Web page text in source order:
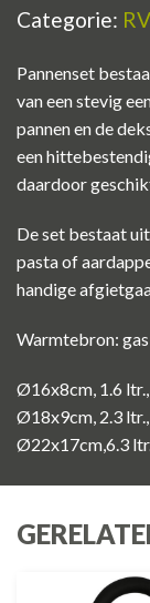
Categorie:
Pannenset
van een stevig
pannen en de
een
daardoor
De set bestaat
pasta of
handige
Warmtebron: gas
Ø16x8cm, 1.6
Ø18x9cm, 2.3
Ø22x17cm,6.3